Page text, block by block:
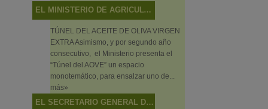
EL MINISTERIO DE AGRICULTURA, PESCA Y ALIMENTACIÓN PROMOCIONA BAJO EL CONCEPTO “ALIMENTOS DE ESPAÑA” LOS VINOS, ACEITES Y PRODUCTOS PESQUEROS EN EL SALÓN DE GOURMETS 2019
TÚNEL DEL ACEITE DE OLIVA VIRGEN
EXTRA Asimismo, y por segundo año
consecutivo, el Ministerio presenta el
“Túnel del AOVE” un espacio
monotemático, para ensalzar uno de...
más»
EL SECRETARIO GENERAL DE AGRICULTURA Y ALIMENTACIÓN PRESIDE LA MESA SECTORIAL DE ACEITE DE OLIVA Y ACEITUNA DE MESA